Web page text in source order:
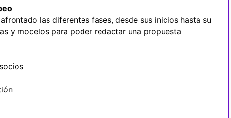
las diferentes fases, desde sus inicios hasta su
y modelos para poder redactar una propuesta